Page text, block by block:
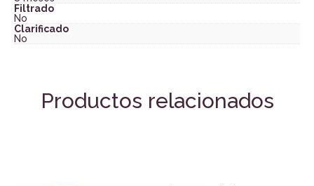
Filtrado
No
Clarificado
No
Productos relacionados